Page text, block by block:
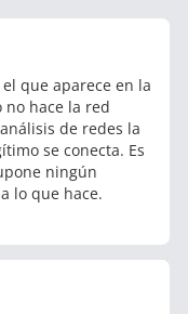
que aparece en la
hace la red
de redes la
se conecta. Es
ningún
lo que hace.